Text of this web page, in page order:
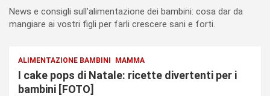
News e consigli sull’alimentazione dei bambini: cosa dar da
mangiare ai vostri figli per farli crescere sani e forti.
ALIMENTAZIONE BAMBINI MAMMA
I cake pops di Natale: ricette divertenti per i
bambini [FOTO]